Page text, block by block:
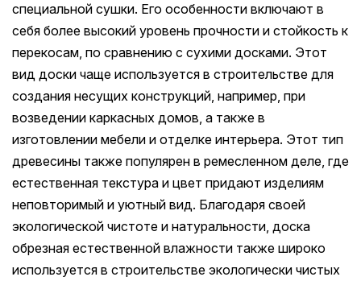
специальной сушки. Его особенности включают в
себя более высокий уровень прочности и стойкость к
перекосам, по сравнению с сухими досками. Этот
вид доски чаще используется в строительстве для
создания несущих конструкций, например, при
возведении каркасных домов, а также в
изготовлении мебели и отделке интерьера. Этот тип
древесины также популярен в ремесленном деле, где
естественная текстура и цвет придают изделиям
неповторимый и уютный вид. Благодаря своей
экологической чистоте и натуральности, доска
обрезная естественной влажности также широко
используется в строительстве экологически чистых